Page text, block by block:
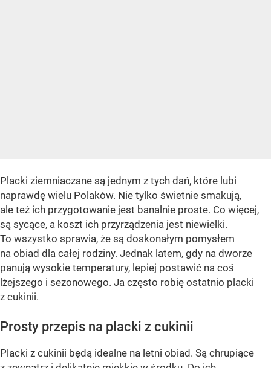
Placki ziemniaczane są jednym z tych dań, które lubi
naprawdę wielu Polaków. Nie tylko świetnie smakują,
ale też ich przygotowanie jest banalnie proste. Co więcej,
są sycące, a koszt ich przyrządzenia jest niewielki.
To wszystko sprawia, że są doskonałym pomysłem
na obiad dla całej rodziny. Jednak latem, gdy na dworze
panują wysokie temperatury, lepiej postawić na coś
lżejszego i sezonowego. Ja często robię ostatnio placki
z cukinii.
Prosty przepis na placki z cukinii
Placki z cukinii będą idealne na letni obiad. Są chrupiące